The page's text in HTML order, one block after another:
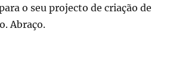
o seu projecto de criação de
Abraço.